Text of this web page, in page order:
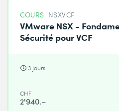
COURS NSXVCF
VMware NSX -
Sécurité pour VCF
3 jours
CHF
2'940.–